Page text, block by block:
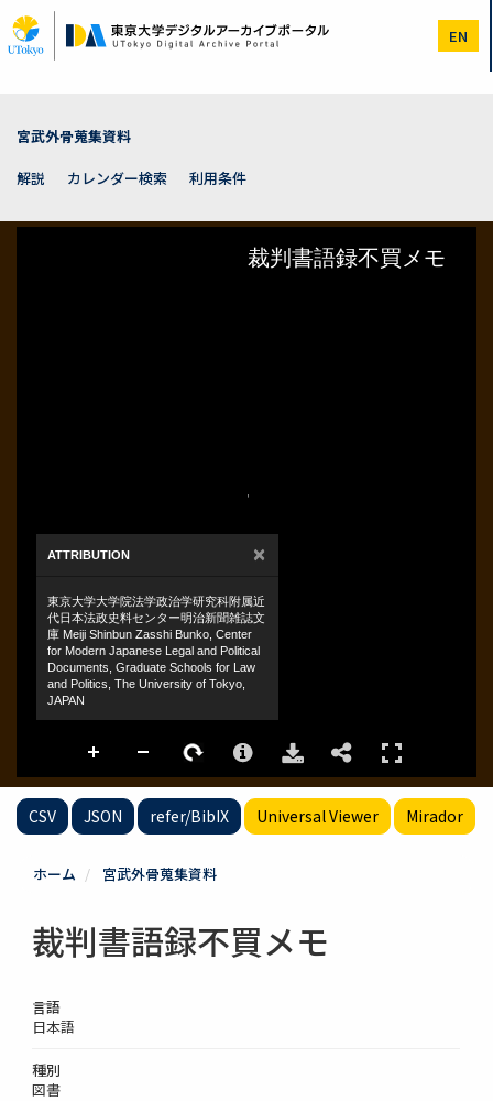
イ
ン
EN
宮武外骨蒐集資料
解説
カレンダー検索 利用条件
CSV JSON refer/BibIX Universal Viewer Mirador
ホーム 宮武外骨蒐集資料
裁判書語録不買メモ
言語
日本語
種別
図書